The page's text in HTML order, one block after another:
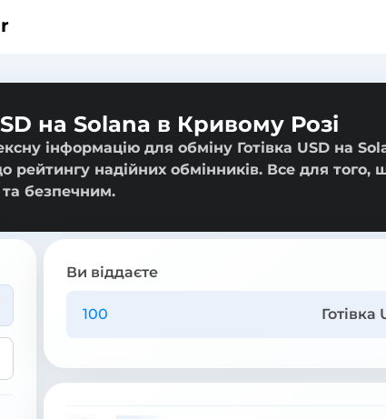
на Solana в Кривому Розі
інформацію для обміну Готівка USD на
рейтингу надійних обмінників. Все для
безпечним.
Ви віддаєте
Готівка